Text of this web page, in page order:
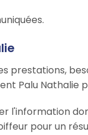
prestations,
Palu Nathalie
l'information
pour un